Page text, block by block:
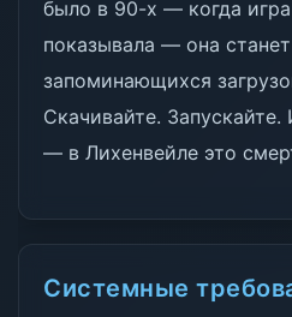
было в 90-х — когда игра
показывала — она
запоминающихся
Скачивайте.
— в Лихенвейле это
Системные